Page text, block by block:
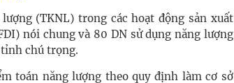
(TKNL) trong các hoạt động sản xuất
nói chung và 80 DN sử dụng năng lượng
chú trọng.
toán năng lượng theo quy định làm cơ sở